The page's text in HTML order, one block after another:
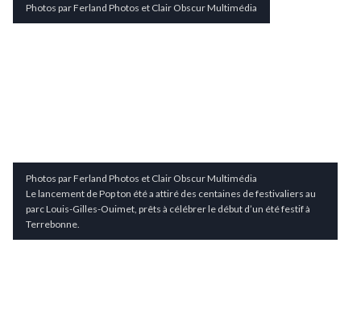
Photos par Ferland Photos et Clair Obscur Multimédia
Photos par Ferland Photos et Clair Obscur Multimédia
Le lancement de Pop ton été a attiré des centaines de festivaliers au
parc Louis-Gilles-Ouimet, prêts à célébrer le début d’un été festif à
Terrebonne.